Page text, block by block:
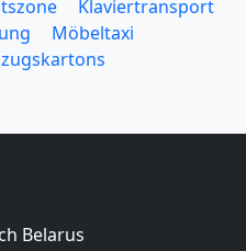
Klaviertransport
Möbeltaxi
Belarus